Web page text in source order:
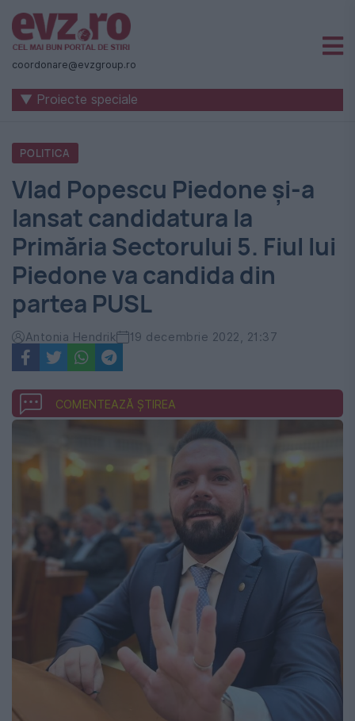
Știri
naționale
internaționale
România
-
Evenimentul
Zilei
coordonare@evzgroup.ro
▼ Proiecte speciale
POLITICA
Vlad Popescu Piedone și-a
lansat candidatura la
Primăria Sectorului 5. Fiul lui
Piedone va candida din
partea PUSL
Antonia Hendrik 19 decembrie 2022, 21:37
COMENTEAZĂ ȘTIREA